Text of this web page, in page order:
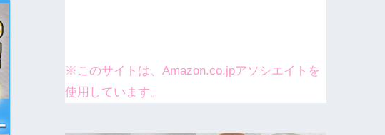
※このサイトは、Amazon.co.jpアソシエイトを
使用しています。